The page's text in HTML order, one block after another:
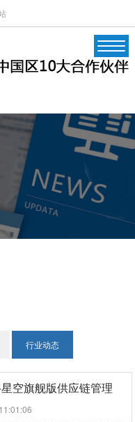
行业动态
空旗舰版供应链管理